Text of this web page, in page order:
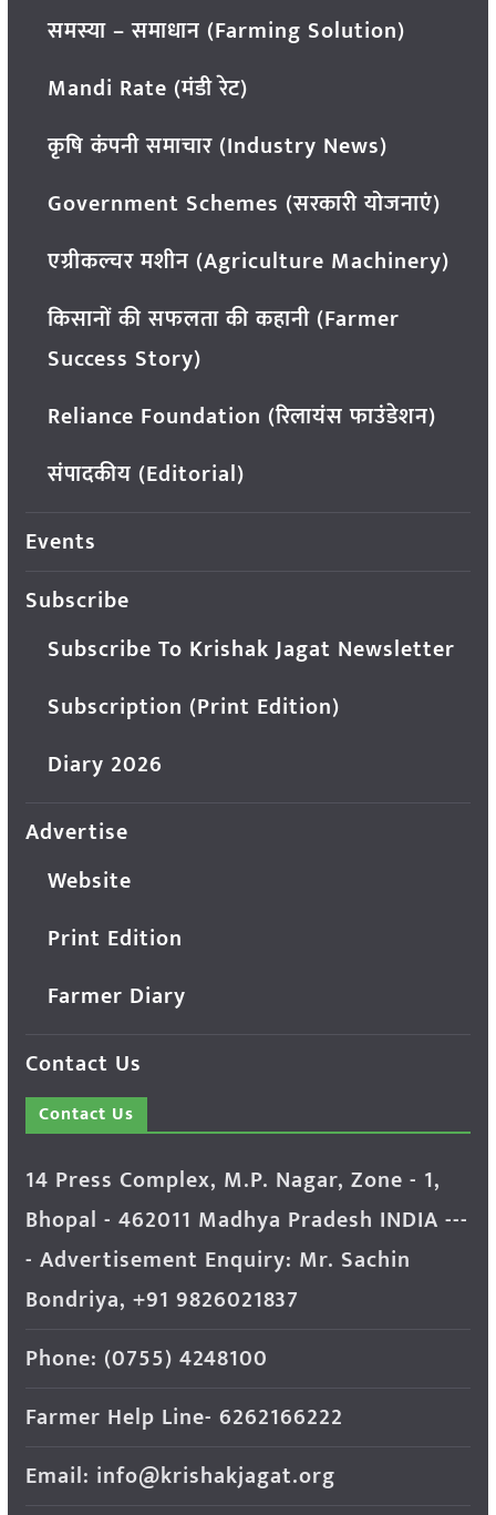
समस्या – समाधान (Farming Solution)
Mandi Rate (मंडी रेट)
कृषि कंपनी समाचार (Industry News)
Government Schemes (सरकारी योजनाएं)
एग्रीकल्चर मशीन (Agriculture Machinery)
किसानों की सफलता की कहानी (Farmer
Success Story)
Reliance Foundation (रिलायंस फाउंडेशन)
संपादकीय (Editorial)
Events
Subscribe
Subscribe To Krishak Jagat Newsletter
Subscription (Print Edition)
Diary 2026
Advertise
Website
Print Edition
Farmer Diary
Contact Us
Contact Us
14 Press Complex, M.P. Nagar, Zone - 1,
Bhopal - 462011 Madhya Pradesh INDIA ---
- Advertisement Enquiry: Mr. Sachin
Bondriya, +91 9826021837
Phone: (0755) 4248100
Farmer Help Line- 6262166222
Email: info@krishakjagat.org